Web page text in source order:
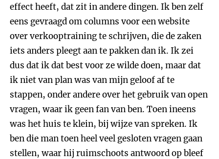
effect heeft, dat zit in andere dingen. Ik ben zelf
eens gevraagd om columns voor een website
over verkooptraining te schrijven, die de zaken
iets anders pleegt aan te pakken dan ik. Ik zei
dus dat ik dat best voor ze wilde doen, maar dat
ik niet van plan was van mijn geloof af te
stappen, onder andere over het gebruik van open
vragen, waar ik geen fan van ben. Toen ineens
was het huis te klein, bij wijze van spreken. Ik
ben die man toen heel veel gesloten vragen gaan
stellen, waar hij ruimschoots antwoord op bleef